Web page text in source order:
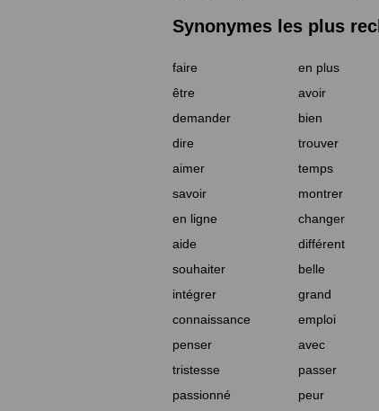
Synonymes les plus
faire en plus
être
avoir
demander
bien
dire
trouver
aimer
temps
savoir
montrer
en ligne
changer
aide
différent
souhaiter
belle
intégrer
grand
connaissance
emploi
penser
avec
tristesse
passer
passionné
peur